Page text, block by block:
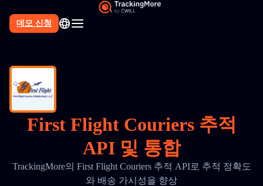
데모 신청
First Flight Couriers 추적
API 및 통합
TrackingMore의 First Flight Couriers 추적 API로 추적 정확도
와 배송 가시성을 향상